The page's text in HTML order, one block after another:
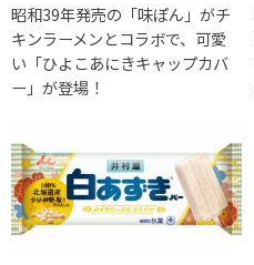
昭和39年発売の「味ぽん」がチ
キンラーメンとコラボで、可愛
い「ひよこあにきキャップカバ
ー」が登場！